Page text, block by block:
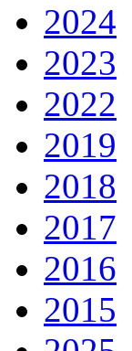
2024
2023
2022
2019
2018
2017
2016
2015